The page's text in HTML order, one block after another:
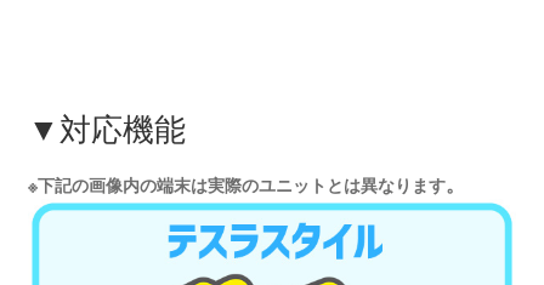
▼対応機能
※下記の画像内の端末は実際のユニットとは異なります。